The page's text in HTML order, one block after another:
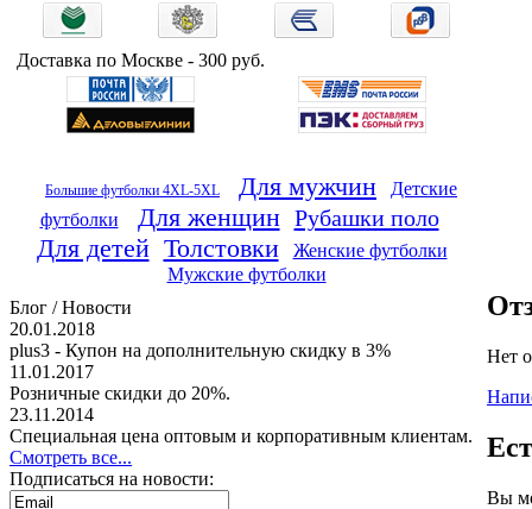
Доставка по Москве - 300 руб.
Большие футболки 4XL-5XL Для мужчин
Детские
футболки
Для женщин Рубашки поло
Для детей Толстовки
Женские футболки
Мужские футболки
Блог / Новости
20.01.2018
plus3 - Купон на дополнительную скидку в 3%
11.01.2017
Розничные скидки до 20%.
23.11.2014
Специальная цена оптовым и корпоративным клиентам.
Смотреть все...
Подписаться на новости:
Нет
Вы